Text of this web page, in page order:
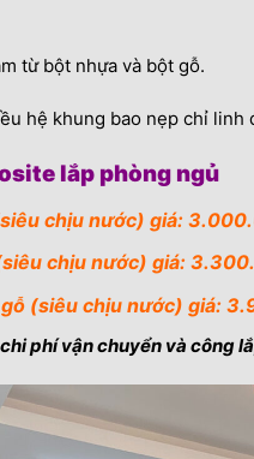
từ bột nhựa và bột gỗ.
hệ khung bao nẹp chỉ linh
lắp phòng ngủ
chịu nước) giá:
chịu nước) giá:
(siêu chịu nước) giá:
phí vận chuyển và công